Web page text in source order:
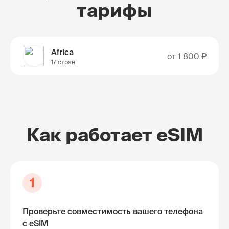
тарифы
Africa
17 стран
от 1 800 ₽
Как работает eSIM
1
Проверьте совместимость вашего телефона
с eSIM